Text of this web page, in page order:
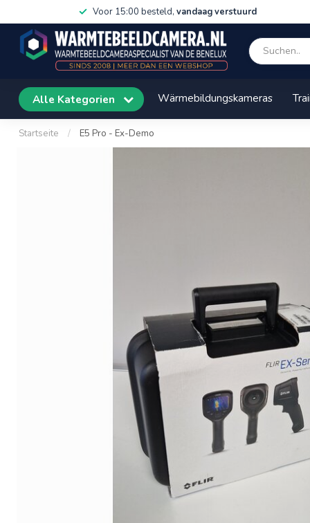
Voor 15:00 besteld, vandaag verstuurd
Alle Kategorien Wärmebildungskameras
Startseite / E5 Pro - Ex-Demo